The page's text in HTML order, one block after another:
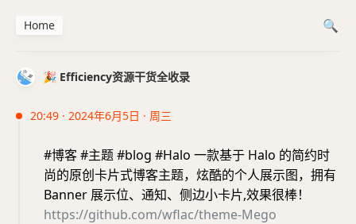
🎉 Efficiency资源干货全收录
20:49 · 2024年6月5日 · 周三
#博客 #主题 #blog #Halo 一款基于 Halo 的简约时
尚的原创卡片式博客主题，炫酷的个人展示图，拥有
Banner 展示位、通知、侧边小卡片,效果很棒！
https://github.com/wflac/theme-Mego
Home